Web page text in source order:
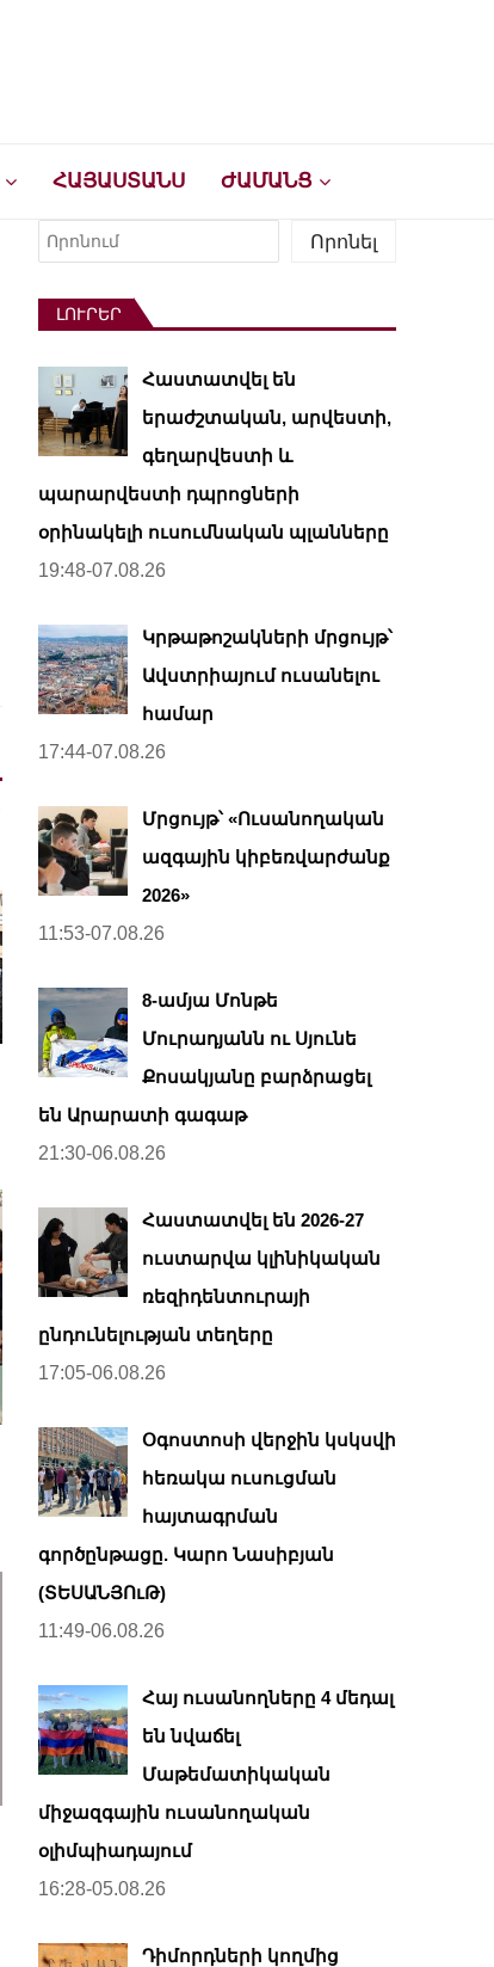
ՀԱՅԱՍՏԱՆՍ ԺԱՄԱՆՑ
Որոնել
Որոնել
ԼՈՒՐԵՐ
Հաստատվել են
երաժշտական, արվեստի,
գեղարվեստի և
պարարվեստի դպրոցների
օրինակելի ուսումնական պլանները
19:48-07.08.26
Կրթաթոշակների մրցույթ՝
Ավստրիայում ուսանելու
համար
17:44-07.08.26
Մրցույթ՝ «Ուսանողական
ազգային կիբեռվարժանք
2026»
11:53-07.08.26
8-ամյա Մոնթե
Մուրադյանն ու Սյունե
Քոսակյանը բարձրացել
են Արարատի գագաթ
21:30-06.08.26
Հաստատվել են 2026-27
ուստարվա կլինիկական
ռեզիդենտուրայի
ընդունելության տեղերը
17:05-06.08.26
Օգոստոսի վերջին կսկսվի
հեռակա ուսուցման
հայտագրման
գործընթացը. Կարո Նասիբյան
(ՏԵՍԱՆՅՈւԹ)
11:49-06.08.26
Հայ ուսանողները 4 մեդալ
են նվաճել
Մաթեմատիկական
միջազգային ուսանողական
օլիմպիադայում
16:28-05.08.26
Դիմորդների կողմից